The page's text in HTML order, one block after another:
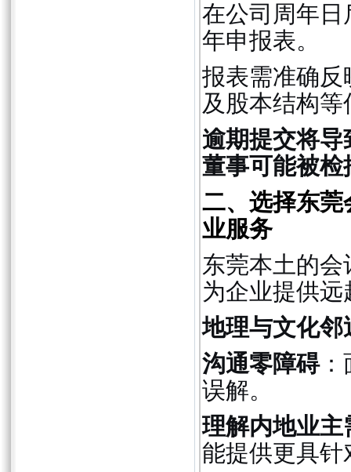
在公司周年日
年申报表。
报表需准确
及股本结构等
逾期提交将
董事可能被
二、选择东
业服务
东莞本土的
为企业提供远
地理与文化邻
沟通零障碍：
误解。
理解内地业主
能提供更具